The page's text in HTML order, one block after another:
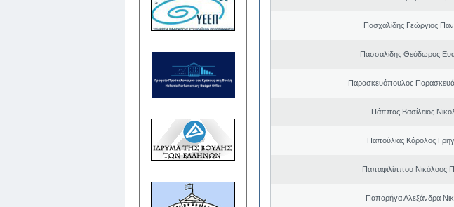
Πασχαλίδης Γεώργιος
Πασσαλίδης Θεόδωρος
Παρασκευόπουλος
Πάππας Βασίλειος
Παπούλιας Κάρολος
Παπαφιλίππου Νικόλαος
Παπαρήγα Αλεξάνδρα